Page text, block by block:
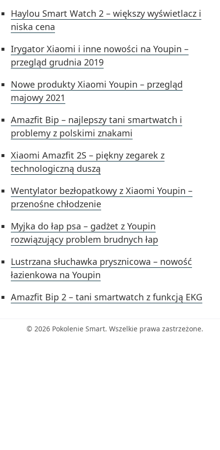
Haylou Smart Watch 2 – większy wyświetlacz i
niska cena
Irygator Xiaomi i inne nowości na Youpin –
przegląd grudnia 2019
Nowe produkty Xiaomi Youpin – przegląd
majowy 2021
Amazfit Bip – najlepszy tani smartwatch i
problemy z polskimi znakami
Xiaomi Amazfit 2S – piękny zegarek z
technologiczną duszą
Wentylator bezłopatkowy z Xiaomi Youpin –
przenośne chłodzenie
Myjka do łap psa – gadżet z Youpin
rozwiązujący problem brudnych łap
Lustrzana słuchawka prysznicowa – nowość
łazienkowa na Youpin
Amazfit Bip 2 – tani smartwatch z funkcją EKG
© 2026 Pokolenie Smart. Wszelkie prawa zastrzeżone.